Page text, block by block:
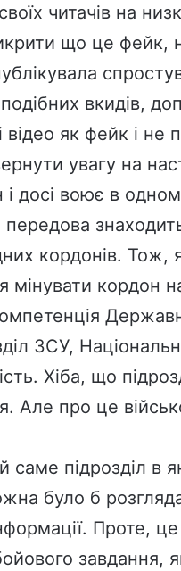
читачів на
що це фейк,
вкидів,
як фейк і не
увагу на
і досі воює в
передова
кордонів. Тож,
кордон
ЗСУ,
Хіба, що
Але про це
саме підрозділ в
було б
Проте,
завдання,